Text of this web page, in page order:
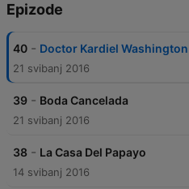
Epizode
40 - Doctor Kardiel Washington
21 svibanj 2016
39 - Boda Cancelada
21 svibanj 2016
38 - La Casa Del Papayo
14 svibanj 2016